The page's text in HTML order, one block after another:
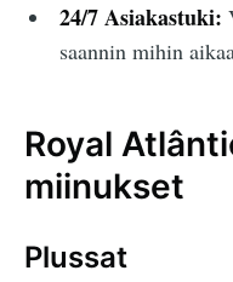
24/7 Asiakastuki:
saannin mihin
Royal
miinukset
Plussat